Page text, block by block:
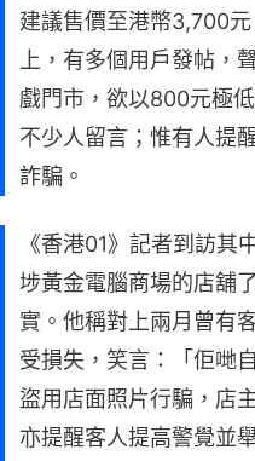
建議售價至港幣3,700
上，有多個用戶發帖，
戲門市，欲以800元極
不少人留言；惟有人提
詐騙。
《香港01》記者到訪其
埗黃金電腦商場的店舖
實。他稱對上兩月曾有
受損失，笑言：「佢哋
盜用店面照片行騙，店
亦提醒客人提高警覺並